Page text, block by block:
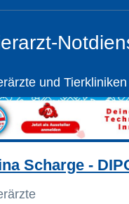
und
Scharge -